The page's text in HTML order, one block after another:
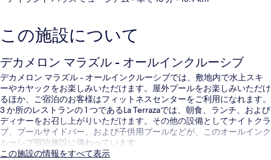
この施設について
デカメロン マラズル - オールインクルーシブ
デカメロン マラズル - オールインクルーシブでは、敷地内で水上スキ
ーやカヤックをお楽しみいただけます。屋外プールをお楽しみいただけ
るほか、ご宿泊のお客様はフィットネスセンターをご利用になれます。
3 か所のレストランの 1 つであるLa Terrazaでは、朝食、ランチ、および
ディナーをお召し上がりいただけます。その他の設備としてナイトクラ
ブ、プールサイドバー、および子供用プールなどが、このオールインク
ルーシブ宿泊施設に備わっています。
この施設の情報をすべて表示